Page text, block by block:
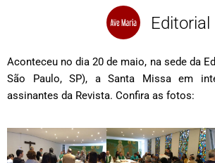
Editorial
Aconteceu no dia 20 de maio, na sede da
São Paulo, SP), a Santa Missa em
assinantes da Revista. Confira as fotos: